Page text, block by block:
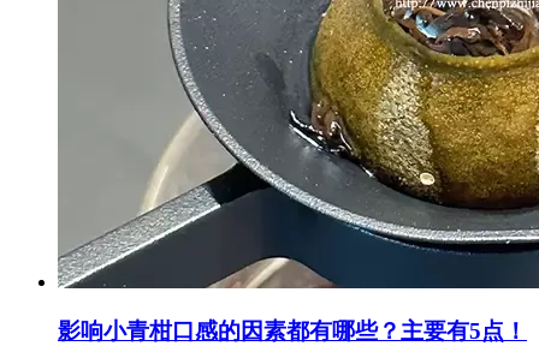
影响小青柑口感的因素都有哪些？主要有5点！